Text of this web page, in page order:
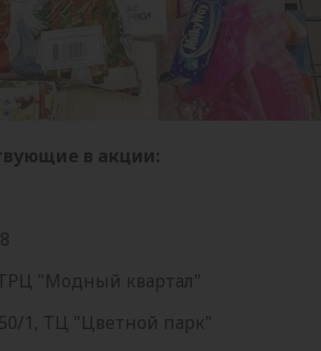
в акции:
"Модный квартал"
1, ТЦ "Цветной парк"